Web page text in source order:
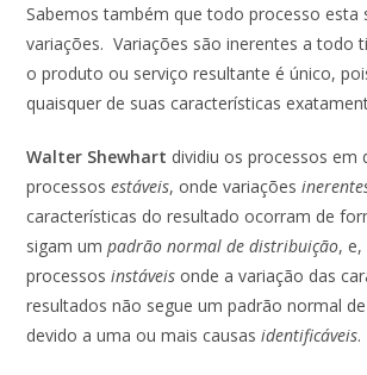
Sabemos também que todo processo esta
variações. Variações são inerentes a todo
o produto ou serviço resultante é único,
quaisquer de suas características
Walter Shewhart dividiu os processos em
processosestáveis, onde variações
características do resultado ocorram de
sigam umpadrão normal de distribuição, e,
processosinstáveis onde a variação das
resultados não segue um padrão normal
devido a uma ou mais causasidentificáveis.